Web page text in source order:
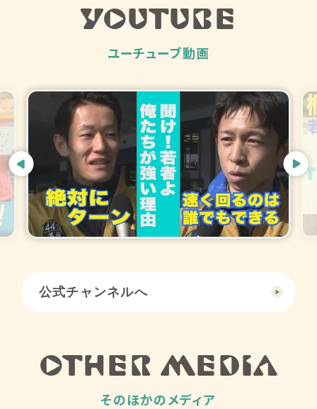
YOUTUBE
ユーチューブ動画
Pre
viou
Nex
公式チャンネルへ
OTHER MEDIA
そのほかのメディア